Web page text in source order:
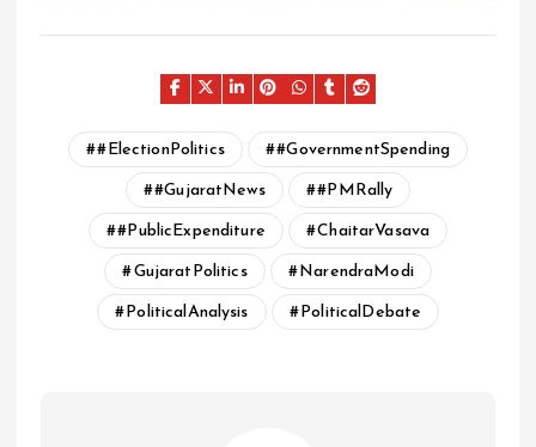
#ElectionPolitics #GovernmentSpending
#GujaratNews #PMRally
#PublicExpenditure ChaitarVasava
GujaratPolitics NarendraModi
PoliticalAnalysis PoliticalDebate